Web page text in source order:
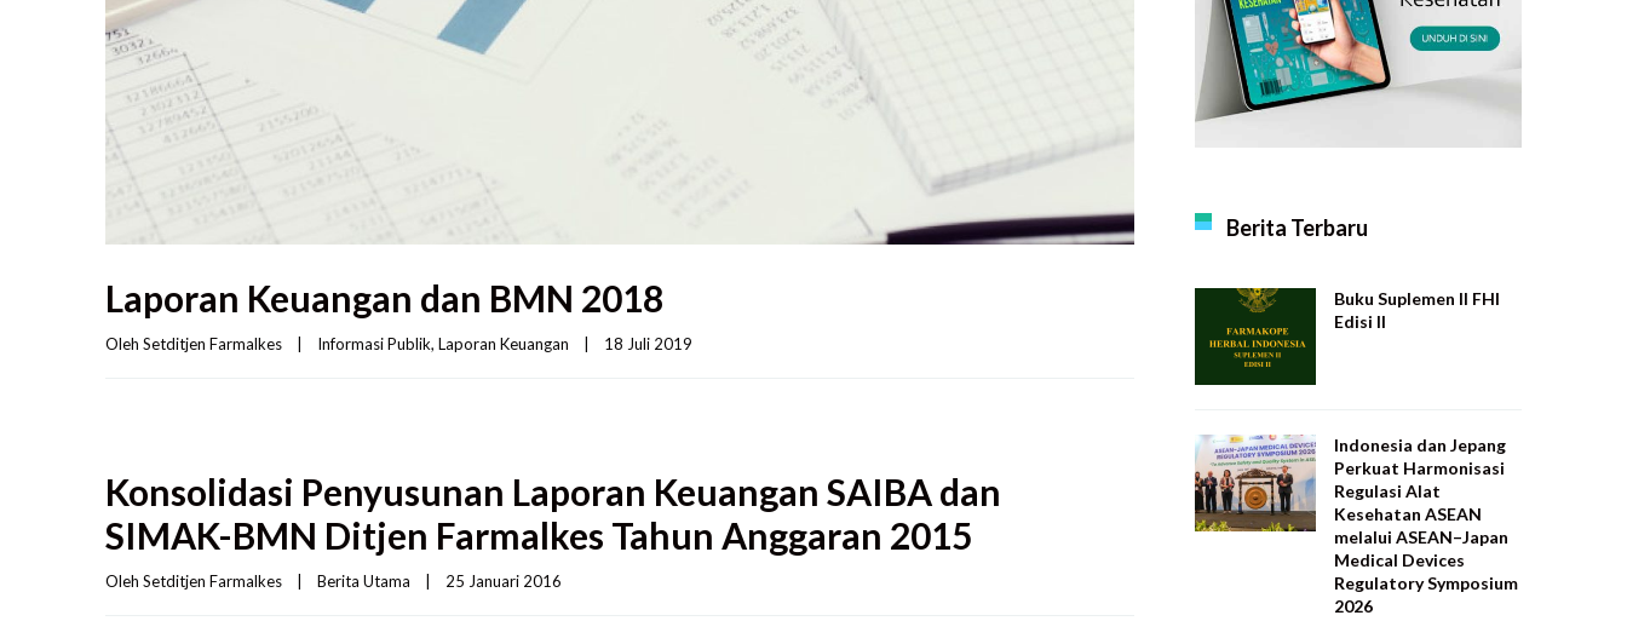
Laporan Keuangan dan BMN 2018
Oleh Setditjen Farmalkes Informasi Publik, Laporan Keuangan 18 Juli 2019
Konsolidasi Penyusunan Laporan Keuangan SAIBA dan
SIMAK-BMN Ditjen Farmalkes Tahun Anggaran 2015
Oleh Setditjen Farmalkes Berita Utama 25 Januari 2016
Berita Terbaru
Buku Suplemen II FHI
Edisi II
Indonesia dan Jepang
Perkuat Harmonisasi
Regulasi Alat
Kesehatan ASEAN
melalui ASEAN–Japan
Medical Devices
Regulatory Symposium
2026